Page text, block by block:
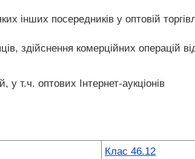
інших посередників у оптовій
здійснення комерційних операцій
у т.ч. оптових Інтернет-аукціонів
Клас 46.12